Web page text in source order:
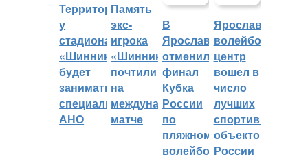
Территорией
у
стадиона
«Шинник»
будет
заниматься
специальное
АНО
Память
экс-
игрока
«Шинника»
почтили
на
международном
матче
В
Ярославле
отменили
финал
Кубка
России
по
пляжному
волейболу
Ярославский
волейбольный
центр
вошел в
число
лучших
спортивных
объектов
России